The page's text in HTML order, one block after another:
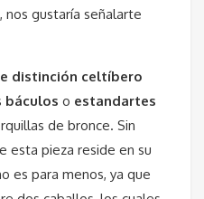
gustaría señalarte
distinción celtíbero
báculos o estandartes
de bronce. Sin
esta pieza reside en su
es para menos, ya que